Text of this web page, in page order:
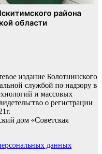
издание Болотнинского
службой по надзору в
и массовых
о регистрации
дом «Советская
данных